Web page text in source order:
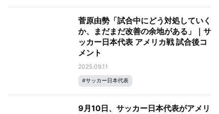
菅原由勢「試合中にどう対処していく
か、まだまだ改善の余地がある」｜サ
ッカー日本代表 アメリカ戦 試合後コ
メント
2025.09.11
#サッカー日本代表
9月10日、サッカー日本代表がアメリ